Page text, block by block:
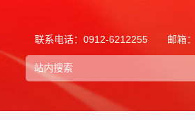
联系电话：0912-6212255 邮箱